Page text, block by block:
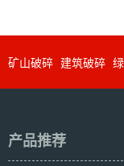
矿山破碎 建筑破碎
产品推荐